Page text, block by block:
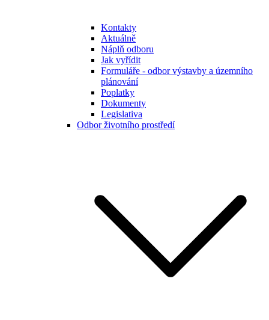
Kontakty
Aktuálně
Náplň odboru
Jak vyřídit
Formuláře - odbor výstavby a územního
plánování
Poplatky
Dokumenty
Legislativa
Odbor životního prostředí